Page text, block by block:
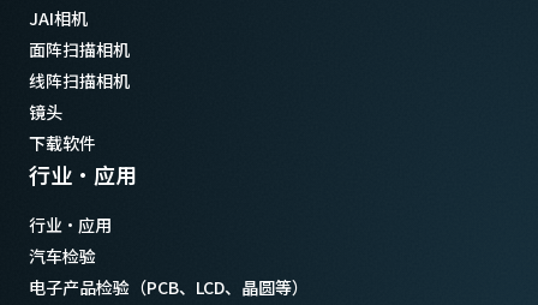
JAI相机
面阵扫描相机
线阵扫描相机
镜头
下载软件
行业·应用
行业·应用
汽车检验
电子产品检验（PCB、LCD、晶圆等）